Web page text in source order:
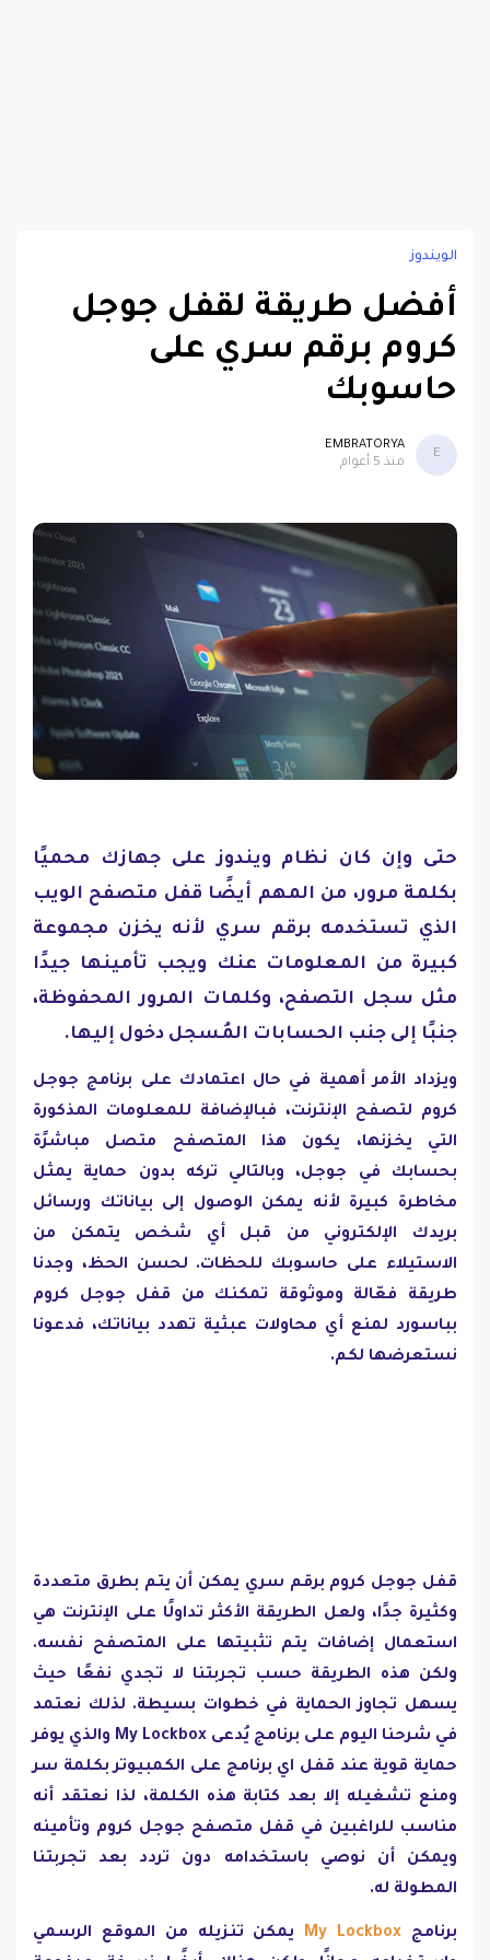
الويندوز
أفضل طريقة لقفل جوجل
كروم برقم سري على
حاسوبك
E
EMBRATORYA
منذ 5 أعوام
حتى وإن كان نظام ويندوز على جهازك محميًا
بكلمة مرور، من المهم أيضًا قفل متصفح الويب
الذي تستخدمه برقم سري لأنه يخزن مجموعة
كبيرة من المعلومات عنك ويجب تأمينها جيدًا
مثل سجل التصفح، وكلمات المرور المحفوظة،
جنبًا إلى جنب الحسابات المُسجل دخول إليها.
ويزداد الأمر أهمية في حال اعتمادك على برنامج جوجل
كروم لتصفح الإنترنت، فبالإضافة للمعلومات المذكورة
التي يخزنها، يكون هذا المتصفح متصل مباشرًة
بحسابك في جوجل، وبالتالي تركه بدون حماية يمثل
مخاطرة كبيرة لأنه يمكن الوصول إلى بياناتك ورسائل
بريدك الإلكتروني من قبل أي شخص يتمكن من
الاستيلاء على حاسوبك للحظات. لحسن الحظ، وجدنا
طريقة فعّالة وموثوقة تمكنك من قفل جوجل كروم
بباسورد لمنع أي محاولات عبثية تهدد بياناتك، فدعونا
نستعرضها لكم.
قفل جوجل كروم برقم سري يمكن أن يتم بطرق متعددة
وكثيرة جدًا، ولعل الطريقة الأكثر تداولًا على الإنترنت هي
استعمال إضافات يتم تثبيتها على المتصفح نفسه.
ولكن هذه الطريقة حسب تجربتنا لا تجدي نفعًا حيث
يسهل تجاوز الحماية في خطوات بسيطة. لذلك نعتمد
في شرحنا اليوم على برنامج يُدعى My Lockbox والذي يوفر
حماية قوية عند قفل اي برنامج على الكمبيوتر بكلمة سر
ومنع تشغيله إلا بعد كتابة هذه الكلمة، لذا نعتقد أنه
مناسب للراغبين في قفل متصفح جوجل كروم وتأمينه
ويمكن أن نوصي باستخدامه دون تردد بعد تجربتنا
المطولة له.
برنامج My Lockbox
يمكن تنزيله من الموقع الرسمي